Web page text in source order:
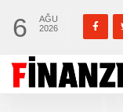
6
AĞU
2026